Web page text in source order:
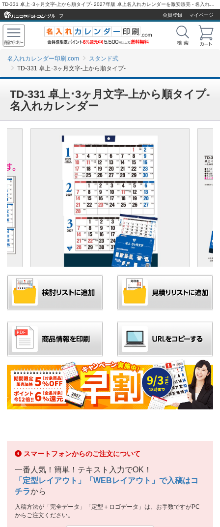
会員登録
マイページ
名入れカレンダー印刷.com
スタンド式
TD-331 卓上･3ヶ月文字-上から順タイプ-
TD-331 卓上･3ヶ月文字-上から順タイプ-
名入れカレンダー
スマートフォンからのご注文について
一番人気！簡単！テキスト入力でOK！
「定型レイアウト」「WEBレイアウト」で入稿はコ
チラから
入稿方法が「完全データ」「定型＋ロゴデータ」は、お手数ですがPC
からご注文ください。